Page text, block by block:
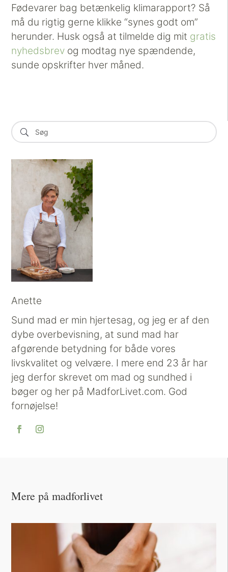
Fødevarer bag betænkelig klimarapport? Så
må du rigtig gerne klikke “synes godt om”
herunder. Husk også at tilmelde dig mit gratis
nyhedsbrev og modtag nye spændende,
sunde opskrifter hver måned.
Anette
Sund mad er min hjertesag, og jeg er af den
dybe overbevisning, at sund mad har
afgørende betydning for både vores
livskvalitet og velvære. I mere end 23 år har
jeg derfor skrevet om mad og sundhed i
bøger og her på MadforLivet.com. God
fornøjelse!
Mere på madforlivet